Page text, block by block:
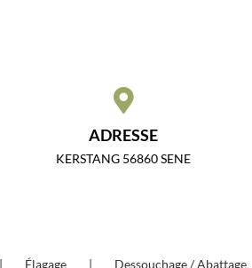
ADRESSE
KERSTANG 56860 SENE
Élagage Dessouchage / Abattage